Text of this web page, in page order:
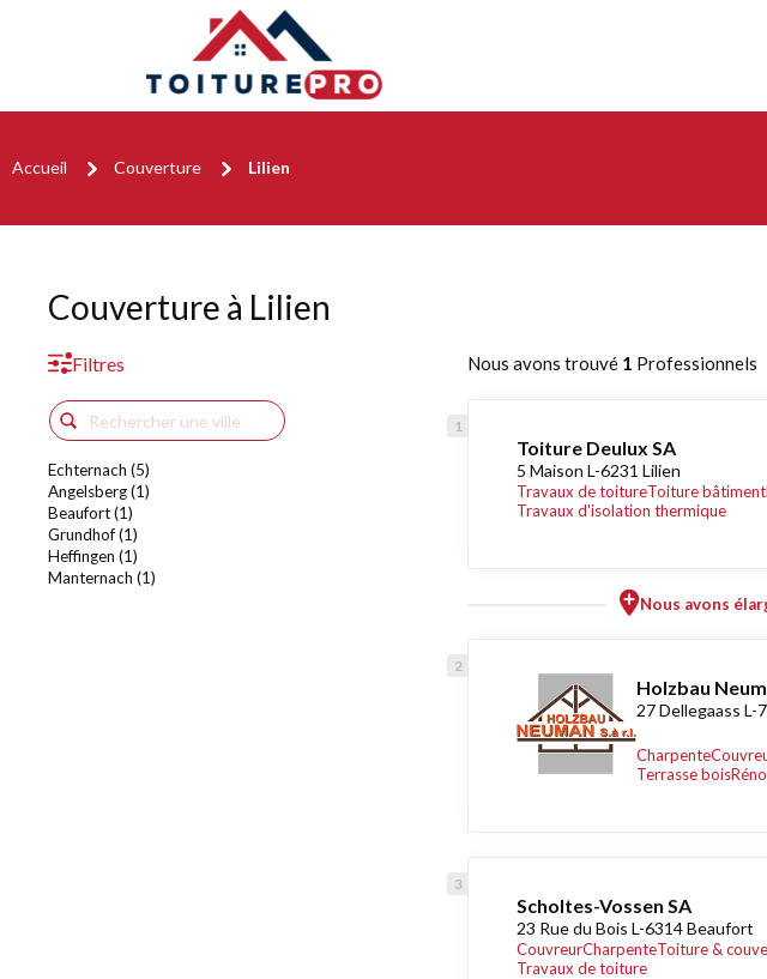
Accueil Couverture Lilien
Couverture à Lilien
Filtres
Echternach (5)
Angelsberg (1)
Beaufort (1)
Grundhof (1)
Heffingen (1)
Manternach (1)
Nous avons trouvé 1 Professionnels
Toiture Deulux SA
5 Maison L-6231 Lilien
Travaux de toitureToiture bâtiment
Travaux d'isolation thermique
Nous avons
Holzbau
27 Dellegaass
Charpente
Terrasse bois
Scholtes-Vossen SA
23 Rue du Bois L-6314 Beaufort
CouvreurCharpenteToiture &
Travaux de toiture